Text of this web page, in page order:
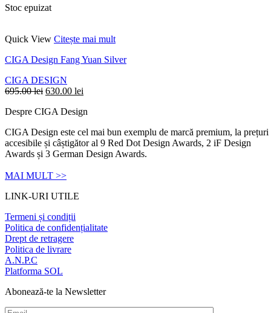
Stoc epuizat
Quick View Citește mai mult
CIGA Design Fang Yuan Silver
CIGA DESIGN
695.00lei 630.00 lei
Despre CIGA Design
CIGA Design este cel mai bun exemplu de marcă premium, la prețuri
accesibile și câștigător al 9 Red Dot Design Awards, 2 iF Design
Awards și 3 German Design Awards.
MAI MULT >>
LINK-URI UTILE
Termeni și condiții
Politica de confidențialitate
Drept de retragere
Politica de livrare
A.N.P.C
Platforma SOL
Abonează-te la Newsletter